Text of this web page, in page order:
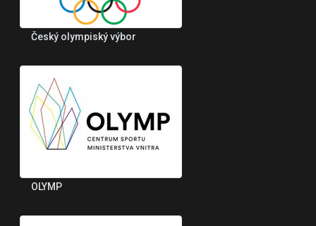
Český olympiský výbor
OLYMP